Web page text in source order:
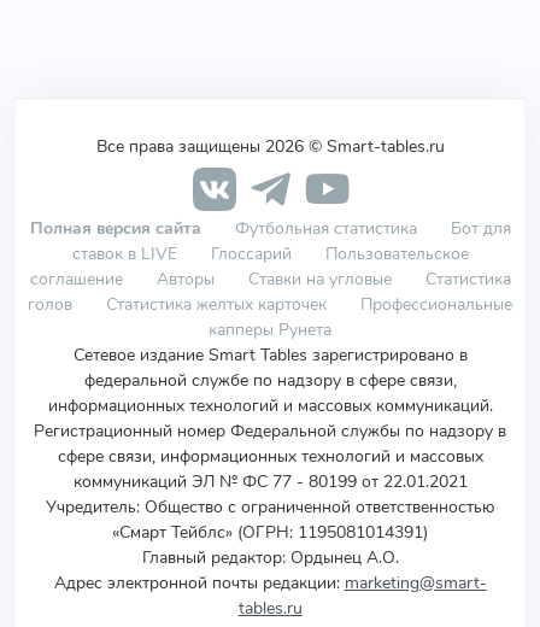
Все права защищены 2026 © Smart-tables.ru
Полная версия сайта Футбольная статистика
Бот для
ставок в LIVE
Глоссарий
Пользовательское
соглашение
Авторы Ставки на угловые
Статистика
голов
Статистика желтых карточек
Профессиональные
капперы Рунета
Сетевое издание Smart Tables зарегистрировано в
федеральной службе по надзору в сфере связи,
информационных технологий и массовых коммуникаций.
Регистрационный номер Федеральной службы по надзору в
сфере связи, информационных технологий и массовых
коммуникаций ЭЛ № ФС 77 - 80199 от 22.01.2021
Учредитель: Общество с ограниченной ответственностью
«Смарт Тейблс» (ОГРН: 1195081014391)
Главный редактор: Ордынец А.О.
Адрес электронной почты редакции: marketing@smart-
tables.ru